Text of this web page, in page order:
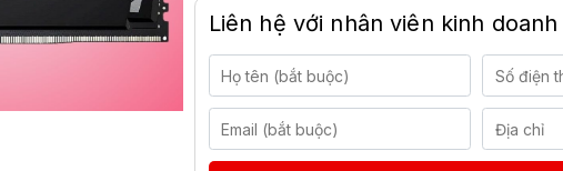
Liên hệ với nhân viên kinh doanh